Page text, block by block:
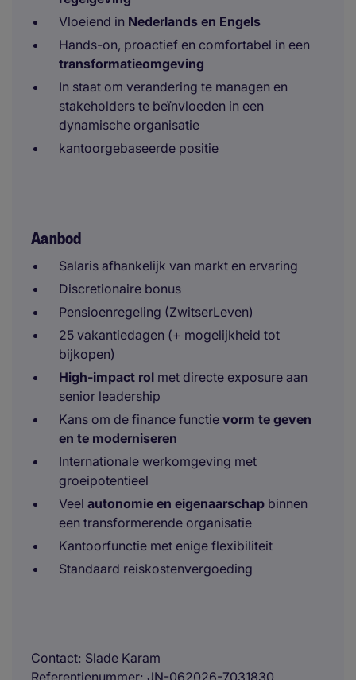
Vloeiend in Nederlands en Engels
Hands-on, proactief en comfortabel in een
transformatieomgeving
In staat om verandering te managen en
stakeholders te beïnvloeden in een
dynamische organisatie
kantoorgebaseerde positie
Aanbod
Salaris afhankelijk van markt en ervaring
Discretionaire bonus
Pensioenregeling (ZwitserLeven)
25 vakantiedagen (+ mogelijkheid tot
bijkopen)
High-impact rol met directe exposure aan
senior leadership
Kans om de finance functie vorm te geven
en te moderniseren
Internationale werkomgeving met
groeipotentieel
Veel autonomie en eigenaarschap binnen
een transformerende organisatie
Kantoorfunctie met enige flexibiliteit
Standaard reiskostenvergoeding
Contact Slade Karam
Referentienummer JN-062026-7031830